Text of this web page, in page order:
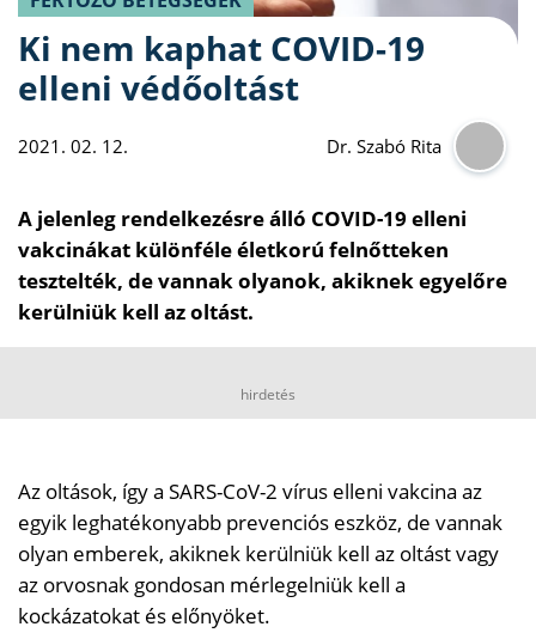
Ki nem kaphat COVID-19
elleni védőoltást
2021. 02. 12. Dr. Szabó Rita
A jelenleg rendelkezésre álló COVID-19 elleni
vakcinákat különféle életkorú felnőtteken
tesztelték, de vannak olyanok, akiknek egyelőre
kerülniük kell az oltást.
hirdetés
Az oltások, így a SARS-CoV-2 vírus elleni vakcina az
egyik leghatékonyabb prevenciós eszköz, de vannak
olyan emberek, akiknek kerülniük kell az oltást vagy
az orvosnak gondosan mérlegelniük kell a
kockázatokat és előnyöket.